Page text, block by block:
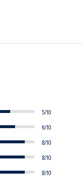
5/10
6/10
8/10
8/10
8/10